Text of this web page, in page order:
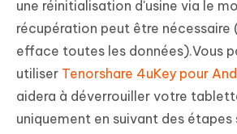
une réinitialisation d'usine via le
récupération peut être
efface toutes les données).Vous
utiliser Tenorshare 4uKey pour
aidera à déverrouiller votre
uniquement en suivant des étapes